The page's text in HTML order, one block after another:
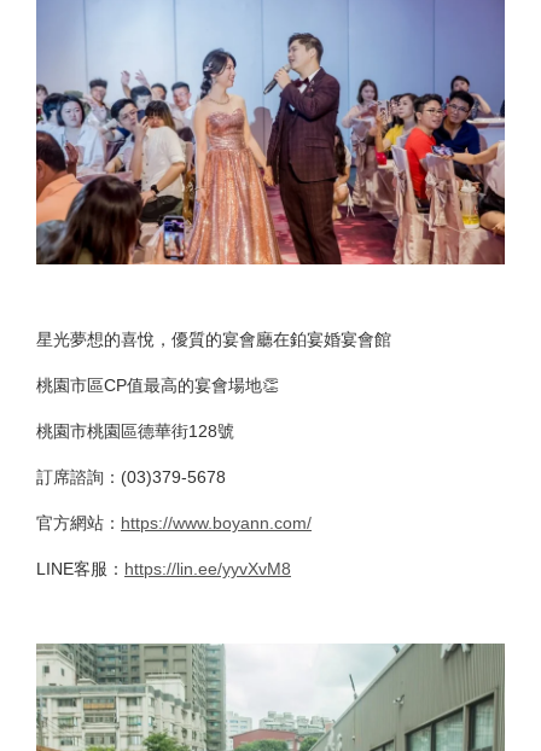
星光夢想的喜悅，優質的宴會廳在鉑宴婚宴會館
桃園市區CP值最高的宴會場地👏
桃園市桃園區德華街128號
訂席諮詢：(03)379-5678
官方網站： https://www.boyann.com/
LINE客服： https://lin.ee/yyvXvM8